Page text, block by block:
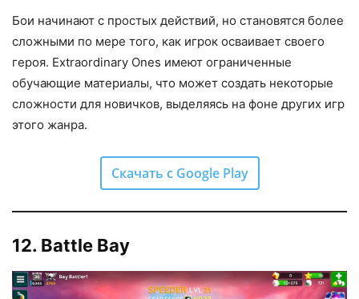
Бои начинают с простых действий, но становятся более
сложными по мере того, как игрок осваивает своего
героя. Extraordinary Ones имеют ограниченные
обучающие материалы, что может создать некоторые
сложности для новичков, выделяясь на фоне других игр
этого жанра.
Скачать с Google Play
12. Battle Bay